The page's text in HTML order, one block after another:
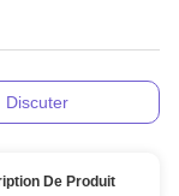
Discuter
De Produit